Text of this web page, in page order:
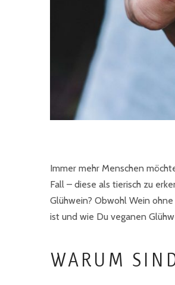
Immer mehr Menschen
Fall – diese als tierisch zu
Glühwein? Obwohl Wein
ist und wie Du veganen
WARUM